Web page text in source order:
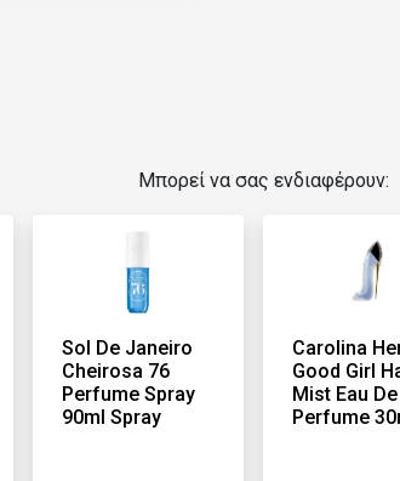
Μπορεί να σας ενδιαφέρουν:
Sol De Janeiro
Cheirosa 76
Perfume Spray
90ml Spray
Carolina
Good Girl
Mist Eau De
Perfume